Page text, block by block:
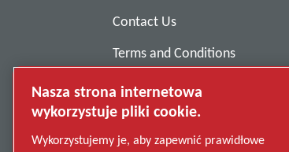
Contact Us
Terms and Conditions
Anti-Slavery
Privacy Policy
Report Misconduct
Nasza strona internetowa
wykorzystuje pliki cookie.
Wykorzystujemy je, aby zapewnić prawidłowe